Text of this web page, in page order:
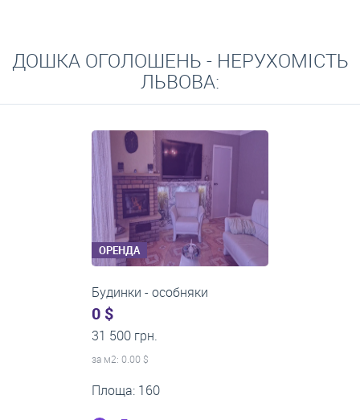
ДОШКА ОГОЛОШЕНЬ - НЕРУХОМІСТЬ
ЛЬВОВА:
ОРЕНДА
1-кімнатні квартири
0 $
21 500 грн.
за м2: 0.00 $
Поверх:8